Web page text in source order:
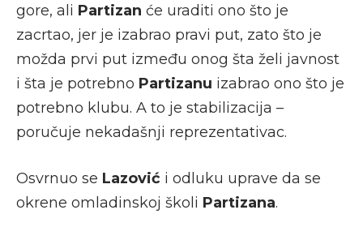
gore, ali Partizan će uraditi ono što je
zacrtao, jer je izabrao pravi put, zato što je
možda prvi put između onog šta želi javnost
i šta je potrebno Partizanu izabrao ono što je
potrebno klubu. A to je stabilizacija –
poručuje nekadašnji reprezentativac.
Osvrnuo se Lazović i odluku uprave da se
okrene omladinskoj školi Partizana.